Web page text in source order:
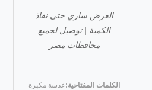
العرض ساري حتى نفاذ
الكمية | توصيل لجميع
محافظات مصر
الكلمات المفتاحية:عدسة مكبرة